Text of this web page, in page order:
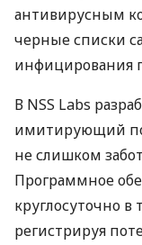
антивирусным
черные списки
инфицирования
В NSS Labs
имитирующий
не слишком
Программное
круглосуточно
регистрируя